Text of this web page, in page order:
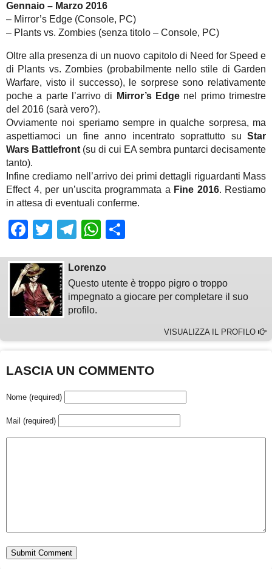
Gennaio – Marzo 2016
– Mirror’s Edge (Console, PC)
– Plants vs. Zombies (senza titolo – Console, PC)
Oltre alla presenza di un nuovo capitolo di Need for Speed e
di Plants vs. Zombies (probabilmente nello stile di Garden
Warfare, visto il successo), le sorprese sono relativamente
poche a parte l’arrivo di
Mirror’s Edge nel primo trimestre
del 2016 (sarà vero?).
Ovviamente noi speriamo sempre in qualche sorpresa, ma
aspettiamoci un fine anno incentrato soprattutto su Star
Wars Battlefront (su di cui EA sembra puntarci decisamente
tanto).
Infine crediamo nell’arrivo dei primi dettagli riguardanti Mass
Effect 4, per un’uscita programmata a Fine 2016. Restiamo
in attesa di eventuali conferme.
Facebook
TwitterTelegram
WhatsApp
Lorenzo
Questo utente è troppo pigro o troppo
impegnato a giocare per completare il suo
profilo.
VISUALIZZA IL PROFILO
LASCIA UN COMMENTO
Nome (required)
Mail (required)